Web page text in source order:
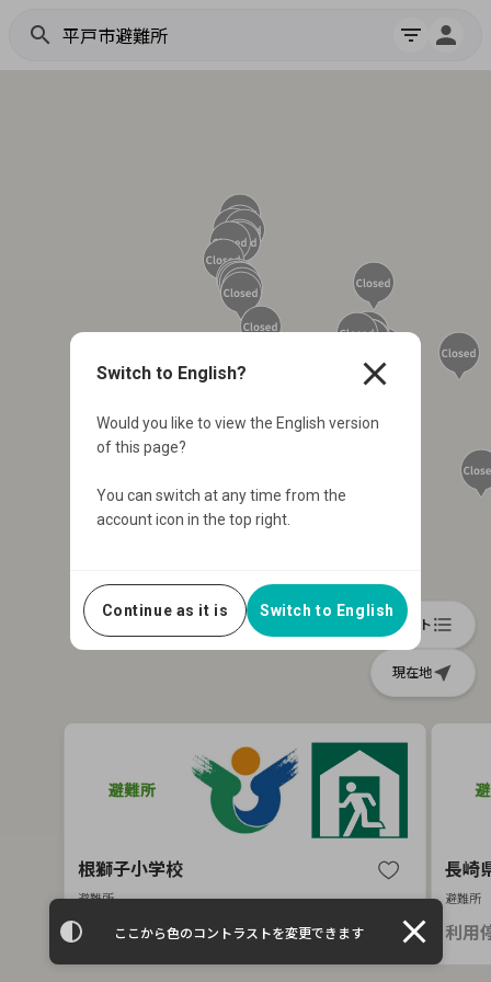
search filter_list
リスト format_list_bulleted
現在地near_me
根獅子小学校
避難所
利用停止中
長崎
避難所
利用
ここから色のコントラストを変更できます close
Switch to English? close
Would you like to view the English version
of this page?
You can switch at any time from the
account icon in the top right.
Continue as it is Switch to English